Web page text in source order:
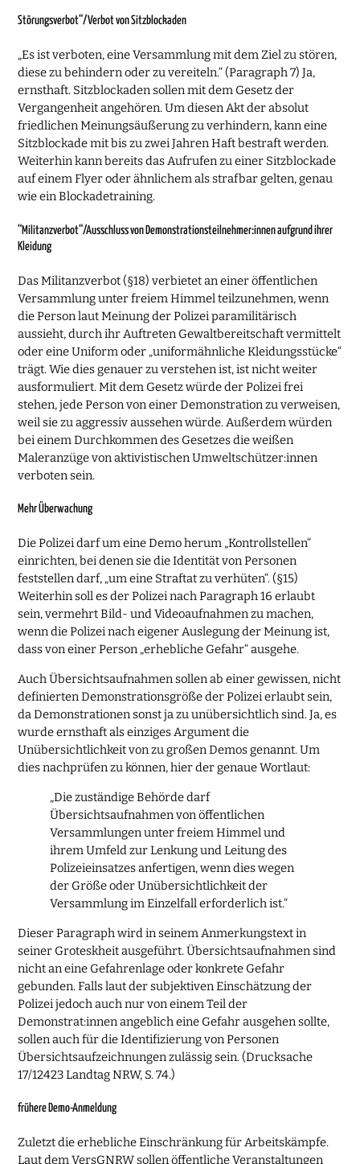
Störungsverbot“/Verbot von Sitzblockaden
„Es ist verboten, eine Versammlung mit dem Ziel zu stören,
diese zu behindern oder zu vereiteln.“ (Paragraph 7) Ja,
ernsthaft. Sitzblockaden sollen mit dem Gesetz der
Vergangenheit angehören. Um diesen Akt der absolut
friedlichen Meinungsäußerung zu verhindern, kann eine
Sitzblockade mit bis zu zwei Jahren Haft bestraft werden.
Weiterhin kann bereits das Aufrufen zu einer Sitzblockade
auf einem Flyer oder ähnlichem als strafbar gelten, genau
wie ein Blockadetraining.
“Militanzverbot“/Ausschluss von Demonstrationsteilnehmer:innen aufgrund ihrer
Kleidung
Das Militanzverbot (§18) verbietet an einer öffentlichen
Versammlung unter freiem Himmel teilzunehmen, wenn
die Person laut Meinung der Polizei paramilitärisch
aussieht, durch ihr Auftreten Gewaltbereitschaft vermittelt
oder eine Uniform oder „uniformähnliche Kleidungsstücke“
trägt. Wie dies genauer zu verstehen ist, ist nicht weiter
ausformuliert. Mit dem Gesetz würde der Polizei frei
stehen, jede Person von einer Demonstration zu verweisen,
weil sie zu aggressiv aussehen würde. Außerdem würden
bei einem Durchkommen des Gesetzes die weißen
Maleranzüge von aktivistischen Umweltschützer:innen
verboten sein.
Mehr Überwachung
Die Polizei darf um eine Demo herum „Kontrollstellen“
einrichten, bei denen sie die Identität von Personen
feststellen darf, „um eine Straftat zu verhüten“. (§15)
Weiterhin soll es der Polizei nach Paragraph 16 erlaubt
sein, vermehrt Bild- und Videoaufnahmen zu machen,
wenn die Polizei nach eigener Auslegung der Meinung ist,
dass von einer Person „erhebliche Gefahr“ ausgehe.
Auch Übersichtsaufnahmen sollen ab einer gewissen, nicht
definierten Demonstrationsgröße der Polizei erlaubt sein,
da Demonstrationen sonst ja zu unübersichtlich sind. Ja, es
wurde ernsthaft als einziges Argument die
Unübersichtlichkeit von zu großen Demos genannt. Um
dies nachprüfen zu können, hier der genaue Wortlaut:
„Die zuständige Behörde darf
Übersichtsaufnahmen von öffentlichen
Versammlungen unter freiem Himmel und
ihrem Umfeld zur Lenkung und Leitung des
Polizeieinsatzes anfertigen, wenn dies wegen
der Größe oder Unübersichtlichkeit der
Versammlung im Einzelfall erforderlich ist.“
Dieser Paragraph wird in seinem Anmerkungstext in
seiner Groteskheit ausgeführt. Übersichtsaufnahmen sind
nicht an eine Gefahrenlage oder konkrete Gefahr
gebunden. Falls laut der subjektiven Einschätzung der
Polizei jedoch auch nur von einem Teil der
Demonstrat:innen angeblich eine Gefahr ausgehen sollte,
sollen auch für die Identifizierung von Personen
Übersichtsaufzeichnungen zulässig sein. (Drucksache
17/12423 Landtag NRW, S. 74.)
frühere Demo-Anmeldung
Zuletzt die erhebliche Einschränkung für Arbeitskämpfe.
Laut dem VersGNRW sollen öffentliche Veranstaltungen